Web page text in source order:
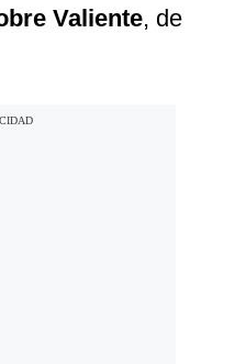
Valiente, de